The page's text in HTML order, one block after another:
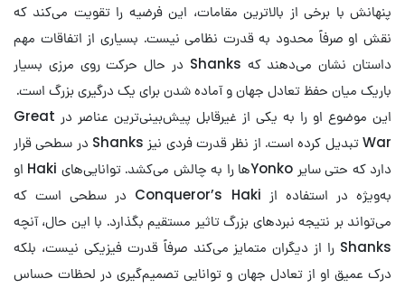
پنهانش با برخی از بالاترین مقامات، این فرضیه را تقویت می‌کند که
نقش او صرفاً محدود به قدرت نظامی نیست. بسیاری از اتفاقات مهم
داستان نشان می‌دهند که Shanks در حال حرکت روی مرزی بسیار
باریک میان حفظ تعادل جهان و آماده شدن برای یک درگیری بزرگ است.
این موضوع او را به یکی از غیرقابل پیش‌بینی‌ترین عناصر در Great
War تبدیل کرده است. از نظر قدرت فردی نیز Shanks در سطحی قرار
دارد که حتی سایر Yonkoها را به چالش می‌کشد. توانایی‌های Haki او
به‌ویژه در استفاده از Conqueror’s Haki در سطحی است که
می‌تواند بر نتیجه نبردهای بزرگ تاثیر مستقیم بگذارد. با این حال، آنچه
Shanks را از دیگران متمایز می‌کند صرفاً قدرت فیزیکی نیست، بلکه
درک عمیق او از تعادل جهان و توانایی تصمیم‌گیری در لحظات حساس